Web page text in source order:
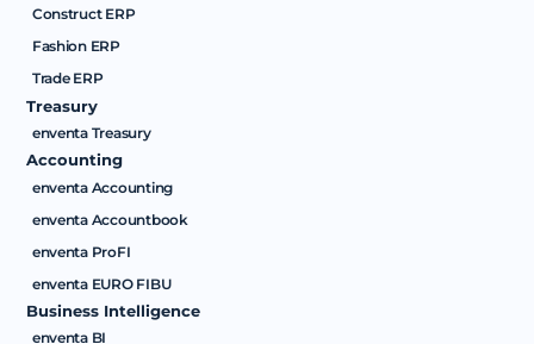
Construct ERP
Fashion ERP
Trade ERP
Treasury
enventa Treasury
Accounting
enventa Accounting
enventa Accountbook
enventa ProFI
enventa EURO FIBU
Business Intelligence
enventa BI